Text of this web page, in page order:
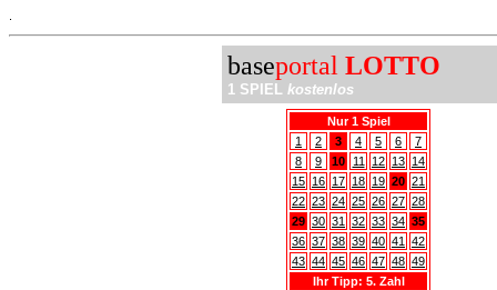
baseportal LOTTO
1 SPIEL kostenlos
Nur 1 Spiel
1
2 3 4 5 6
7
8
9 10 11 12 13 14
15 16 17 18 19 20 21
22 23 24 25 26 27 28
29 30 31 32 33 34 35
36 37 38 39 40 41
42
43 44 45 46 47 48 49
Ihr Tipp: 5. Zahl